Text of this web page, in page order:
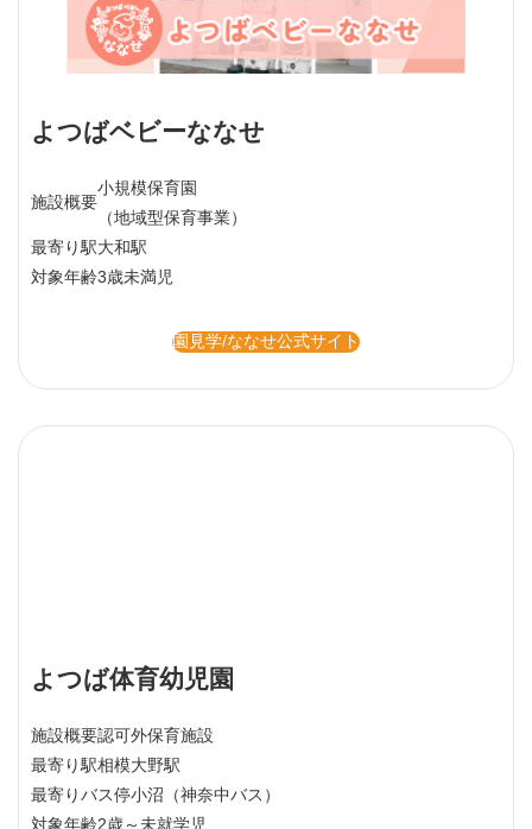
よつばベビーななせ
施設概要
小規模保育園
（地域型保育事業）
最寄り駅大和駅
対象年齢3歳未満児
園見学/ななせ公式サイト
よつば体育幼児園
施設概要認可外保育施設